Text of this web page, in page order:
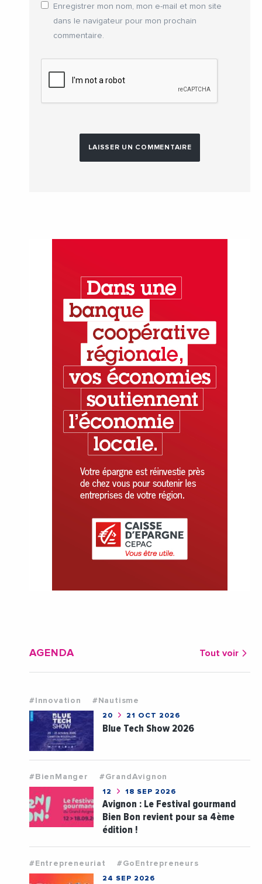
Enregistrer mon nom, mon e-mail et mon site
dans le navigateur pour mon prochain
commentaire.
AGENDA Tout voir
#Innovation #Nautisme
20 21 OCT 2026
Blue Tech Show 2026
#BienManger #GrandAvignon
12 18 SEP 2026
Avignon : Le Festival gourmand
Bien Bon revient pour sa 4ème
édition !
#Entrepreneuriat #GoEntrepreneurs
24 SEP 2026